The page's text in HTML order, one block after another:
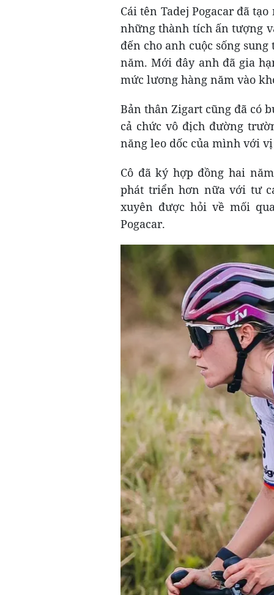
Cái tên Tadej Pogacar đã
những thành tích ấn tượng
đến cho anh cuộc sống
năm. Mới đây anh đã gia
mức lương hàng năm vào
Bản thân Zigart cũng đã có
cả chức vô địch đường
năng leo dốc của mình với
Cô đã ký hợp đồng hai
phát triển hơn nữa với tư
xuyên được hỏi về mối
Pogacar.